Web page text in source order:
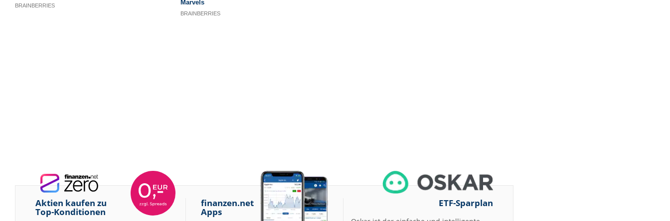
Aktien kaufen zu
Top-Konditionen
finanzen.net
Apps
ETF-Sparplan